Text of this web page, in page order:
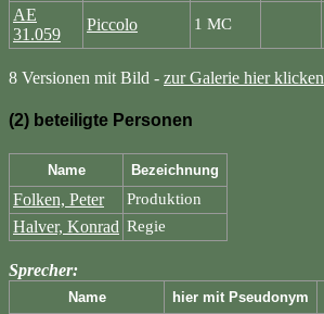
AE
31.059
Piccolo 1 MC
8 Versionen mit Bild - zur Galerie hier klicken
(2) beteiligte Personen
Name Bezeichnung
Folken, Peter Produktion
Halver, Konrad Regie
Sprecher:
Name hier mit Pseudonym